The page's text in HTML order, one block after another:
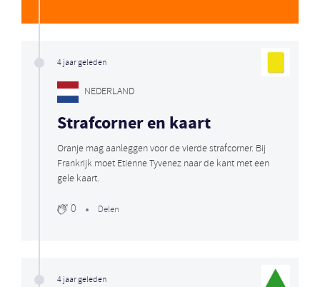
4 jaar geleden
NEDERLAND
Strafcorner en kaart
Oranje mag aanleggen voor de vierde strafcorner. Bij
Frankrijk moet Etienne Tyvenez naar de kant met een
gele kaart.
0 Delen
4 jaar geleden